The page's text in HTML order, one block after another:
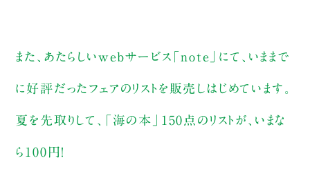
また、あたらしいwebサービス「note」にて、いままで
に好評だったフェアのリストを販売しはじめています。
夏を先取りして、「海の本」150点のリストが、いまな
ら100円！